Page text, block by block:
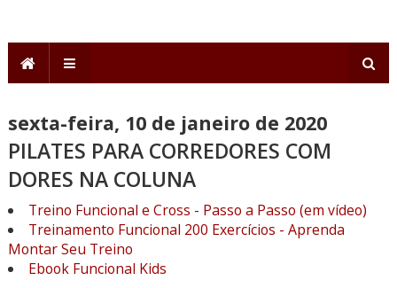
sexta-feira, 10 de janeiro de 2020
PILATES PARA CORREDORES COM
DORES NA COLUNA
Treino Funcional e Cross - Passo a Passo (em vídeo)
Treinamento Funcional 200 Exercícios - Aprenda
Montar Seu Treino
Ebook Funcional Kids